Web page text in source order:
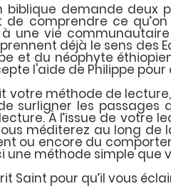
biblique demande deux
de comprendre ce
une vie
déjà le sens des
et du néophyte
l'aide de Philippe pour
votre méthode de
surligner les
À l’issue de votre
méditerez au long de
ou encore du
une méthode simple que
Saint pour qu’il vous